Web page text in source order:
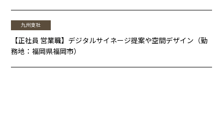
九州支社
【正社員 営業職】デジタルサイネージ提案や空間デザイン（勤
務地：福岡県福岡市）